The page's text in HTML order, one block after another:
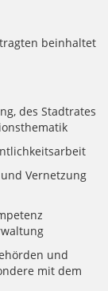
beinhaltet
des Stadtrates
Vernetzung
und
mit dem